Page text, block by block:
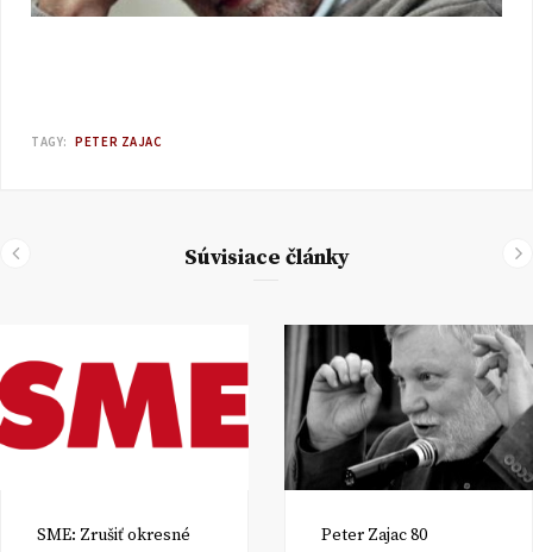
TAGY: PETER ZAJAC
Súvisiace články
SME: Zrušiť okresné
Peter Zajac 80